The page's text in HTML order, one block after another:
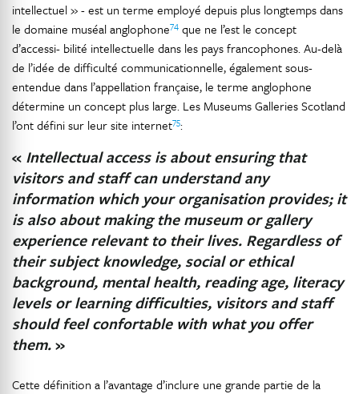
intellectuel » - est un terme employé depuis plus longtemps dans
le domaine muséal anglophone74 que ne l’est le concept
d’accessi- bilité intellectuelle dans les pays francophones. Au-delà
de l’idée de difficulté communicationnelle, également sous-
entendue dans l’appellation française, le terme anglophone
détermine un concept plus large. Les Museums Galleries Scotland
l’ont défini sur leur site internet75:
« Intellectual access is about ensuring that
visitors and staff can understand any
information which your organisation provides; it
is also about making the museum or gallery
experience relevant to their lives. Regardless of
their subject knowledge, social or ethical
background, mental health, reading age, literacy
levels or learning difficulties, visitors and staff
should feel confortable with what you offer
them.»
Cette définition a l’avantage d’inclure une grande partie de la